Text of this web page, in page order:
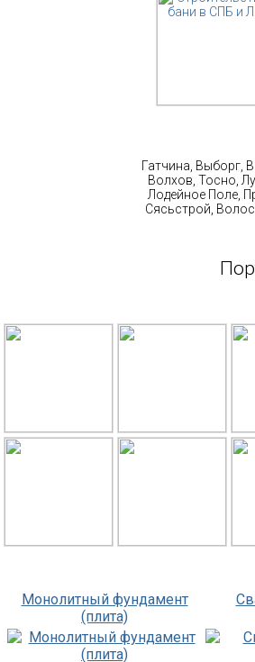
Гатчина, Выборг,
Волхов, Тосно,
Лодейное Поле,
Сясьстрой,
Монолитный фундамент
(плита)